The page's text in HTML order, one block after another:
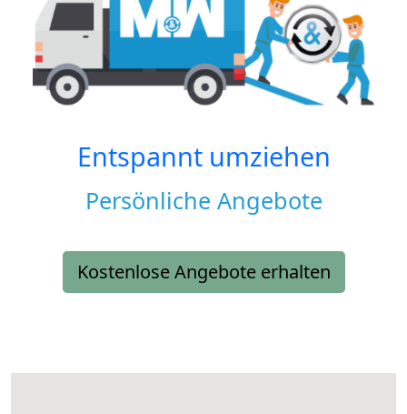
Entspannt umziehen
Persönliche Angebote
Kostenlose Angebote erhalten